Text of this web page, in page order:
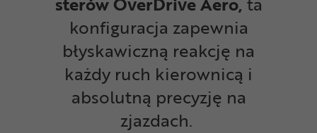
konfiguracja zapewnia
błyskawiczną reakcję na
każdy ruch kierownicą i
absolutną precyzję na
zjazdach.